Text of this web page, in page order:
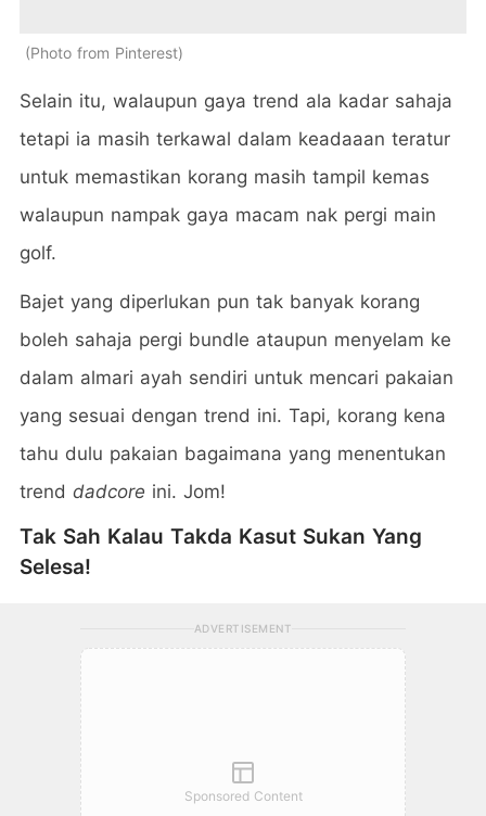
Photo from Pinterest
Selain itu, walaupun gaya trend ala kadar sahaja
tetapi ia masih terkawal dalam keadaaan teratur
untuk memastikan korang masih tampil kemas
walaupun nampak gaya macam nak pergi main
golf.
Bajet yang diperlukan pun tak banyak korang
boleh sahaja pergi bundle ataupun menyelam ke
dalam almari ayah sendiri untuk mencari pakaian
yang sesuai dengan trend ini. Tapi, korang kena
tahu dulu pakaian bagaimana yang menentukan
trend dadcore ini. Jom!
Tak Sah Kalau Takda Kasut Sukan Yang
Selesa!
ADVERTISEMENT
Sponsored Content